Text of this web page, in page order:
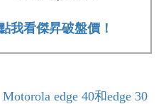
我看傑昇破盤價！
edge 40和edge 30